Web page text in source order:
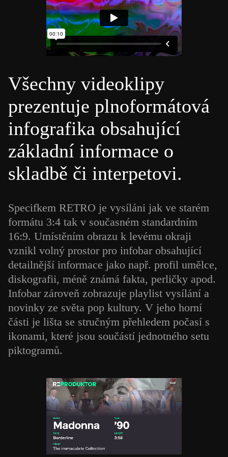
Všechny videoklipy
prezentuje plnoformátová
infografika obsahující
základní informace o
skladbě či interpetovi.
Specifkem RETRO je vysíláni jak ve starém
formátu 3:4 tak v současném standardním
16:9. Umístěním obrazu k levému okraji
vznikl volný prostor pro infobar obsahující
detailnější informace jako např. profil umělce,
diskografii, méně známá fakta, perličky apod.
Infobar zároveň zobrazuje playlist vysílání a
novinky ze světa pop kultury. V jeho horní
části je lišta se stručným přehledem počasí s
ikonami, které jsou součástí jednotného setu
piktogramů.